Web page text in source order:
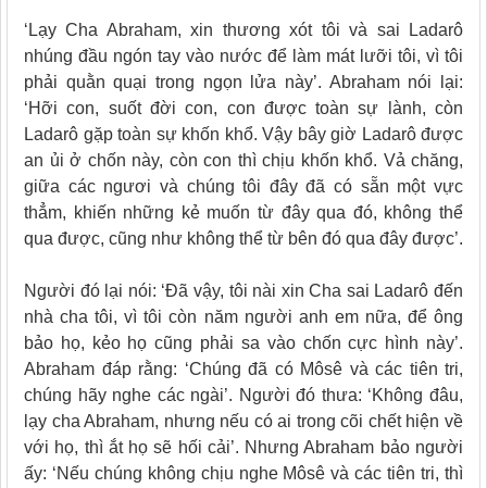
‘Lạy Cha Abraham, xin thương xót tôi và sai Ladarô
nhúng đầu ngón tay vào nước để làm mát lưỡi tôi, vì tôi
phải quằn quại trong ngọn lửa này’. Abraham nói lại:
‘Hỡi con, suốt đời con, con được toàn sự lành, còn
Ladarô gặp toàn sự khốn khổ. Vậy bây giờ Ladarô được
an ủi ở chốn này, còn con thì chịu khốn khổ. Vả chăng,
giữa các ngươi và chúng tôi đây đã có sẵn một vực
thẳm, khiến những kẻ muốn từ đây qua đó, không thể
qua được, cũng như không thể từ bên đó qua đây được’.
Người đó lại nói: ‘Ðã vậy, tôi nài xin Cha sai Ladarô đến
nhà cha tôi, vì tôi còn năm người anh em nữa, để ông
bảo họ, kẻo họ cũng phải sa vào chốn cực hình này’.
Abraham đáp rằng: ‘Chúng đã có Môsê và các tiên tri,
chúng hãy nghe các ngài’. Người đó thưa: ‘Không đâu,
lạy cha Abraham, nhưng nếu có ai trong cõi chết hiện về
với họ, thì ắt họ sẽ hối cải’. Nhưng Abraham bảo người
ấy: ‘Nếu chúng không chịu nghe Môsê và các tiên tri, thì